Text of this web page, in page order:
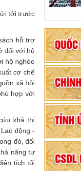
tới trước
hỗ trợ
đối với hộ
hộ nghèo
cơ chế
xã hội
hợp với
khả thi
động -
đó, đối
năng tự
tích tối